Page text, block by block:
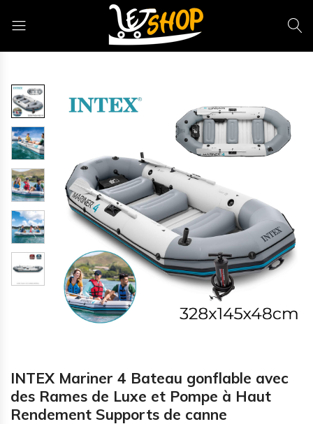
INTEX Mariner 4 Bateau gonflable avec
des Rames de Luxe et Pompe à Haut
Rendement Supports de canne